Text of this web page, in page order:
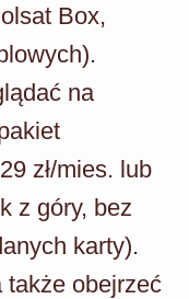
Box,
na
zł/mies. lub
z góry, bez
karty).
także obejrzeć